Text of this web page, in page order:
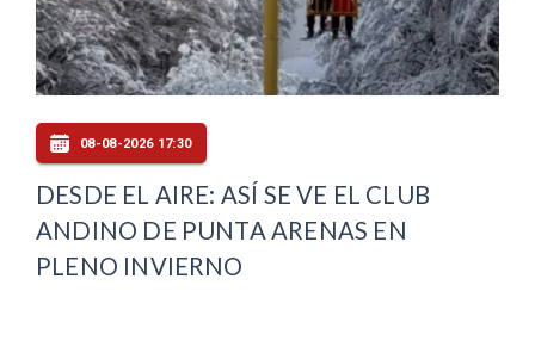
08-08-2026 17:30
DESDE EL AIRE: ASÍ SE VE EL CLUB
ANDINO DE PUNTA ARENAS EN
PLENO INVIERNO